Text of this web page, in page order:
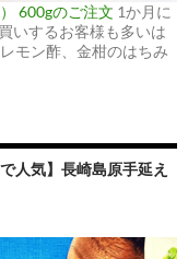
600gのご注文 1か月に
いするお客様も多いは
モン酢、金柑のはちみ
人気】長崎島原手延え